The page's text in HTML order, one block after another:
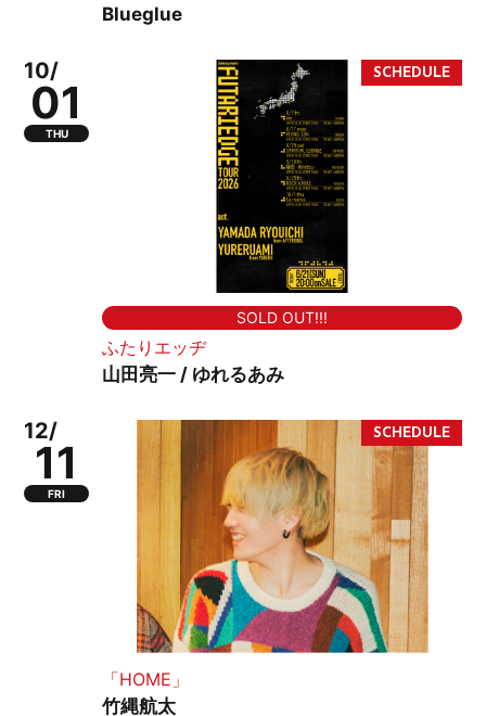
Blueglue
10/
01
THU
SOLD OUT!!!
ふたりエッヂ
山田亮一 / ゆれるあみ
12/
11
FRI
「HOME」
竹縄航太